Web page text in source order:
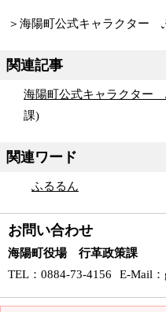
＞ 海陽町公式キャラクター
関連記事
海陽町公式キャラクター
課)
関連ワード
ふるるん
お問い合わせ
海陽町役場 行革政策課
TEL ：0884-73-4156 E-Mail ：